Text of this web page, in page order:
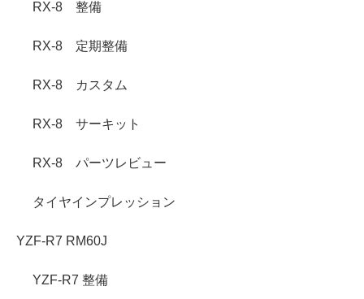
RX-8 整備
RX-8 定期整備
RX-8 カスタム
RX-8 サーキット
RX-8 パーツレビュー
タイヤインプレッション
YZF-R7 RM60J
YZF-R7 整備